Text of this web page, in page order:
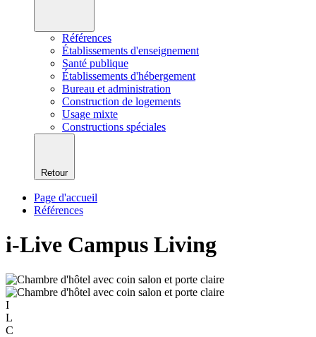
Références
Établissements d'enseignement
Santé publique
Établissements d'hébergement
Bureau et administration
Construction de logements
Usage mixte
Constructions spéciales
Retour
Page d'accueil
Références
i-Live Campus Living
I
L
C